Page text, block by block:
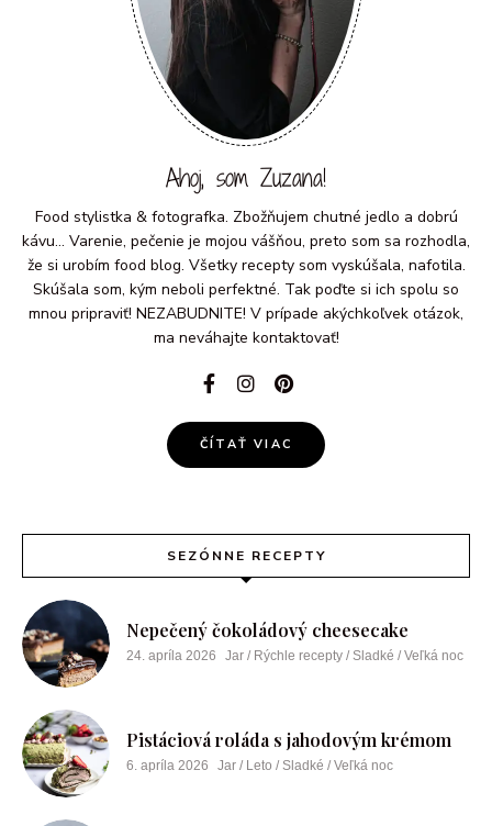
Ahoj, som Zuzana!
Food stylistka & fotografka. Zbožňujem chutné jedlo a dobrú
kávu... Varenie, pečenie je mojou vášňou, preto som sa rozhodla,
že si urobím food blog. Všetky recepty som vyskúšala, nafotila.
Skúšala som, kým neboli perfektné. Tak poďte si ich spolu so
mnou pripraviť! NEZABUDNITE! V prípade akýchkoľvek otázok,
ma neváhajte kontaktovať!
ČÍTAŤ VIAC
SEZÓNNE RECEPTY
Nepečený čokoládový cheesecake
24. apríla 2026 Jar / Rýchle recepty / Sladké / Veľká noc
Pistáciová roláda s jahodovým krémom
6. apríla 2026 Jar / Leto / Sladké / Veľká noc